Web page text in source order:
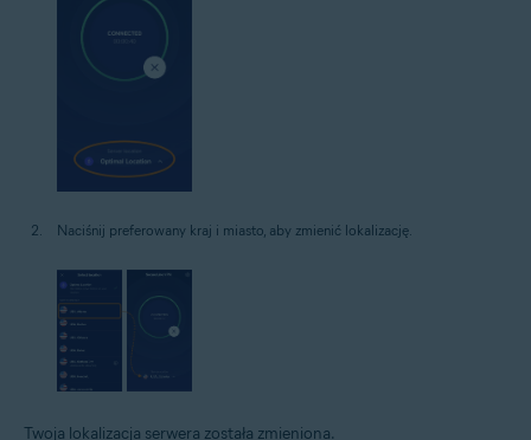
Naciśnij preferowany kraj i miasto, aby zmienić lokalizację.
Twoja lokalizacja serwera została zmieniona.